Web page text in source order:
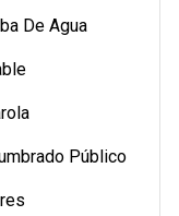
De Agua
Público